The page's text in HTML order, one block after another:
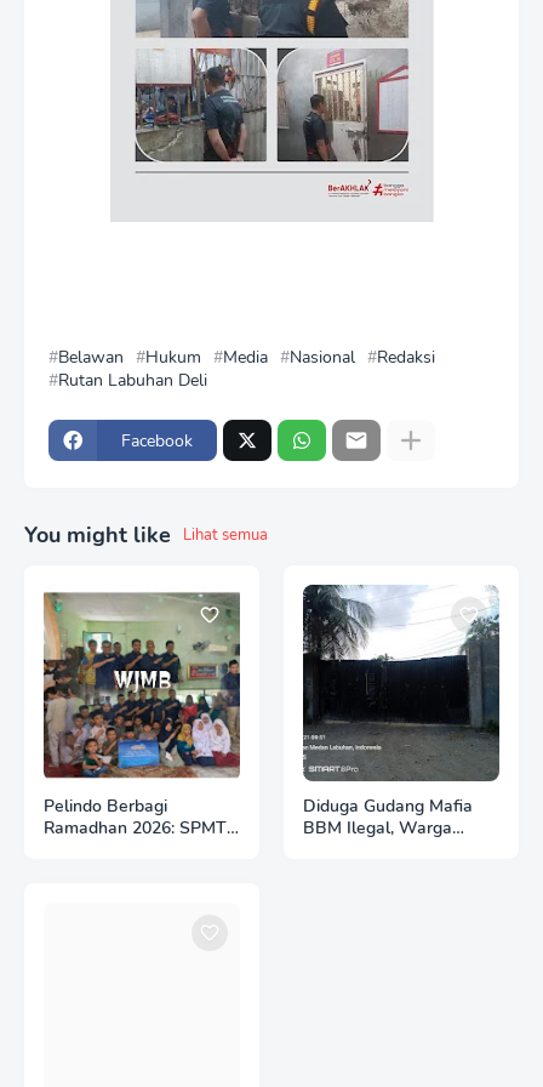
Belawan Hukum Media Nasional
Redaksi
Rutan Labuhan Deli
Facebook
You might like Lihat semua
Pelindo Berbagi
Ramadhan 2026: SPMT
Diduga Gudang Mafia
BBM Ilegal, Warga